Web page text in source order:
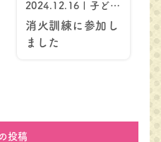
2024.12.16 | 子ども
消火訓練に参加し
ました
投稿